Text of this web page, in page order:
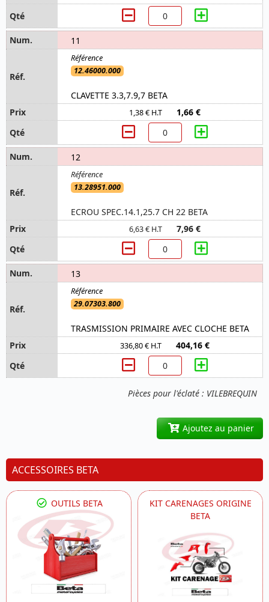
Pièces pour l'éclaté : VILEBREQUIN
11
12.46000.000
CLAVETTE 3.3,7.9,7 BETA
1,38 € H.T 1,66 €
12
13.28951.000
ECROU SPEC.14.1,25.7 CH 22 BETA
6,63 € H.T 7,96 €
13
29.07303.800
TRASMISSION PRIMAIRE AVEC CLOCHE BETA
336,80 € H.T 404,16 €
Ajoutez au panier
ACCESSOIRES BETA
OUTILS BETA
KIT CARENAGES ORIGINE
BETA